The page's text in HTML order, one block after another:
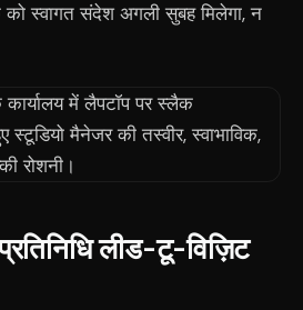
को स्वागत संदेश अगली सुबह मिलेगा, न
लीड-टू-विज़िट